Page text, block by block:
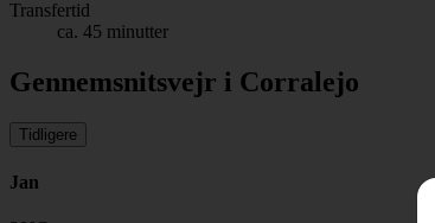
Transfertid
ca. 45 minutter
Gennemsnitsvejr i Corralejo
Tidligere
Jan